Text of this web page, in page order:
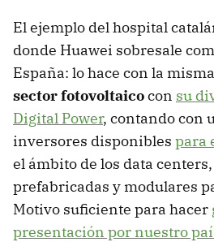
El ejemplo del hospital
donde Huawei sobresale
España: lo hace con la
sector fotovoltaicocon su
Digital Power, contando con
inversores disponibles para
el ámbito de los data
prefabricadas y modulares
Motivo suficiente para hacer
presentación por nuestro